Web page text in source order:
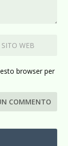
browser per